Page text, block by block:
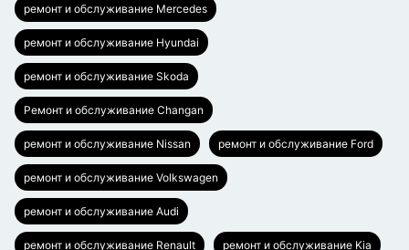
ремонт и обслуживание Mercedes
ремонт и обслуживание Hyundai
ремонт и обслуживание Skoda
Ремонт и обслуживание Changan
ремонт и обслуживание Nissan ремонт и обслуживание Ford
ремонт и обслуживание Volkswagen
ремонт и обслуживание Audi
ремонт и обслуживание Renault ремонт и обслуживание Kia